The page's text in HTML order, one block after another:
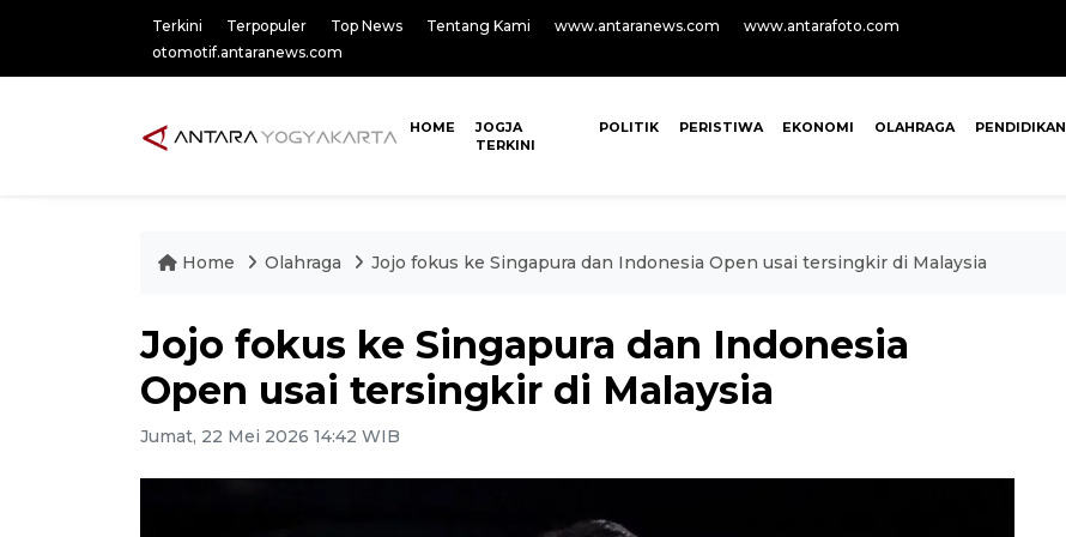
Terkini Terpopuler Top News Tentang Kami www.antaranews.com
www.antarafoto.com
otomotif.antaranews.com
HOME
JOGJA
TERKINI
POLITIK PERISTIWA EKONOMI OLAHRAGA PENDIDIKAN
Home Olahraga Jojo fokus ke Singapura dan Indonesia Open usai tersingkir di Malaysia
Jojo fokus ke Singapura dan Indonesia
Open usai tersingkir di Malaysia
Jumat, 22 Mei 2026 14:42 WIB